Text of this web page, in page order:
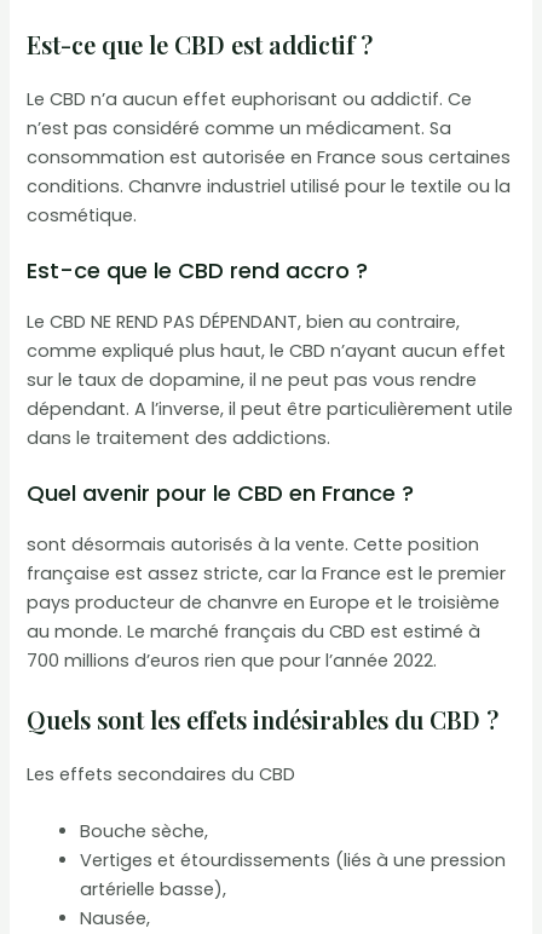
Est-ce que le CBD est addictif ?
Le CBD n’a aucun effet euphorisant ou addictif. Ce
n’est pas considéré comme un médicament. Sa
consommation est autorisée en France sous certaines
conditions. Chanvre industriel utilisé pour le textile ou la
cosmétique.
Est-ce que le CBD rend accro ?
Le CBD NE REND PAS DÉPENDANT, bien au contraire,
comme expliqué plus haut, le CBD n’ayant aucun effet
sur le taux de dopamine, il ne peut pas vous rendre
dépendant. A l’inverse, il peut être particulièrement utile
dans le traitement des addictions.
Quel avenir pour le CBD en France ?
sont désormais autorisés à la vente. Cette position
française est assez stricte, car la France est le premier
pays producteur de chanvre en Europe et le troisième
au monde. Le marché français du CBD est estimé à
700 millions d’euros rien que pour l’année 2022.
Quels sont les effets indésirables du CBD ?
Les effets secondaires du CBD
Bouche sèche,
Vertiges et étourdissements (liés à une pression
artérielle basse),
Nausée,